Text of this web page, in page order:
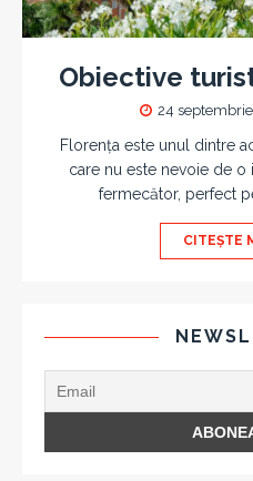
Obiective
24
Florența este unul dintre
care nu este nevoie de o
fermecător, perfect
CITEȘTE